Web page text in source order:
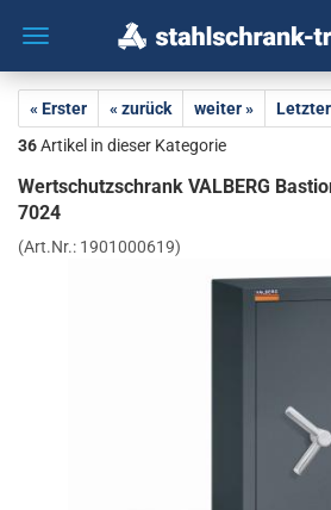
« Erster « zurück weiter »
36Artikel in dieser Kategorie
Wert­schutz­schrank VAL­BERG
7024
(Art.Nr.: 1901000619)